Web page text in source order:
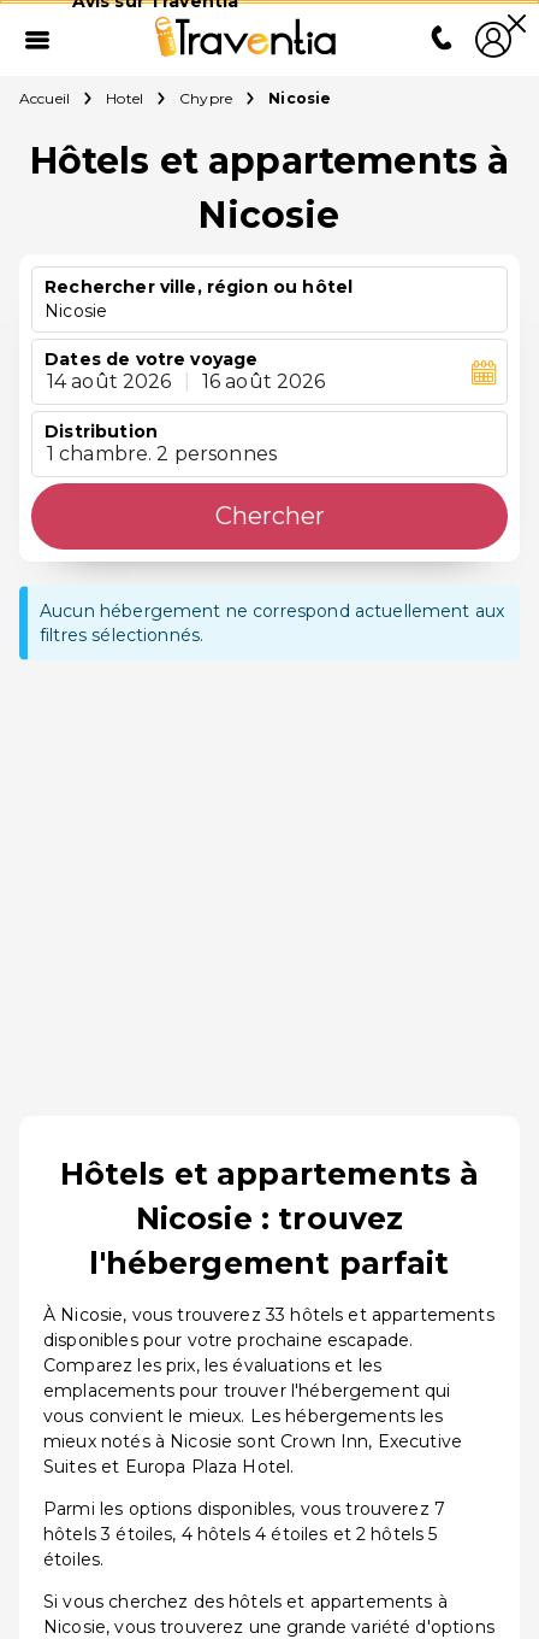
Accueil Hotel Chypre Nicosie
Hôtels et appartements à
Nicosie
Rechercher ville, région ou hôtel
Nicosie
Dates de votre voyage
14 août 2026 16 août 2026
Distribution
1 chambre. 2 personnes
Chercher
Aucun hébergement ne correspond actuellement aux
filtres sélectionnés.
Hôtels et appartements à
Nicosie : trouvez
l'hébergement parfait
À Nicosie, vous trouverez 33 hôtels et appartements
disponibles pour votre prochaine escapade.
Comparez les prix, les évaluations et les
emplacements pour trouver l'hébergement qui
vous convient le mieux. Les hébergements les
mieux notés à Nicosie sont Crown Inn, Executive
Suites et Europa Plaza Hotel.
Parmi les options disponibles, vous trouverez 7
hôtels 3 étoiles, 4 hôtels 4 étoiles et 2 hôtels 5
étoiles.
Si vous cherchez des hôtels et appartements à
Nicosie, vous trouverez une grande variété d'options